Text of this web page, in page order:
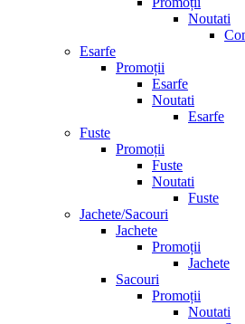
Noutati
Esarfe
Promoții
Esarfe
Noutati
Esarfe
Fuste
Promoții
Fuste
Noutati
Fuste
Jachete/Sacouri
Jachete
Promoții
Jachete
Sacouri
Promoții
Noutati